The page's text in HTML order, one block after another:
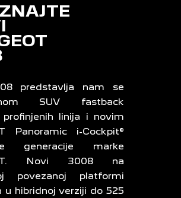
predstavlja nam se
SUV fastback
profinjenih linija i novim
Panoramic i-Cockpit®
generacije marke
Novi 3008 na
povezanoj platformi
u hibridnoj verziji do 525